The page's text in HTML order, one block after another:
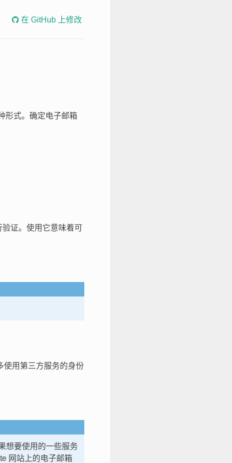
在 GitHub 上修改
形式。确定电子邮箱
证。使用它意味着可
使用第三方服务的身份
想要使用的一些服务
网站上的电子邮箱